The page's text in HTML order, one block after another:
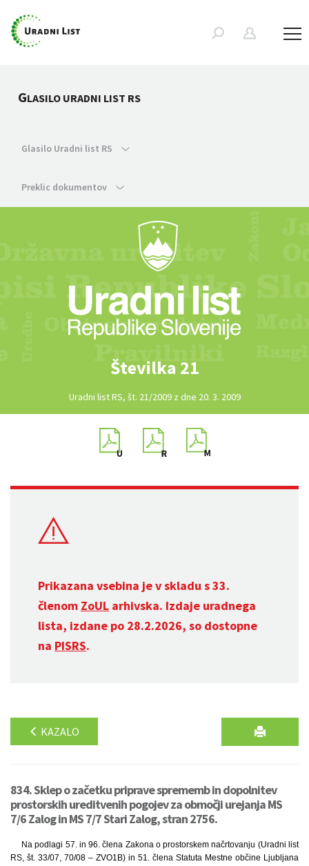
GLASILO URADNI LIST RS
Glasilo Uradni list RS
Preklic dokumentov
Številka 21
Uradni list RS, št. 21/2009 z dne 20. 3. 2009
Prikazana vsebina je v skladu s 33.
členom ZoUL arhivska. Izdaje uradnega
lista, izdane po 28.2.2026, so dostopne
na PISRS.
KAZALO
834. Sklep o začetku priprave sprememb in dopolnitev
prostorskih ureditvenih pogojev za območji urejanja MS
7/6 Zalog in MS 7/7 Stari Zalog, stran 2756.
Na podlagi 57. in 96. člena Zakona o prostorskem načrtovanju (Uradni list
RS, št. 33/07, 70/08 – ZVO1B) in 51. člena Statuta Mestne občine Ljubljana